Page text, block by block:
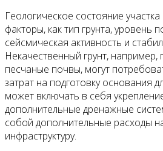
Геологическое состояние
факторы, как тип грунта, уровень
сейсмическая активность и
Некачественный грунт, например,
песчаные почвы, могут
затрат на подготовку основания
может включать в себя
дополнительные дренажные
собой дополнительные расходы
инфраструктуру.